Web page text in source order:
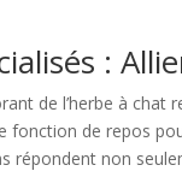
:
de l’herbe à
fonction de repos
répondent non